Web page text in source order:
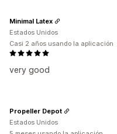
very good
Minimal Latex
Estados Unidos
Casi 2 años usando la aplicación
Propeller Depot
Estados Unidos